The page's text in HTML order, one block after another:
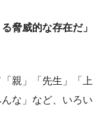
脅威的な存在だ」
親」「先生」「上
な」など、いろい